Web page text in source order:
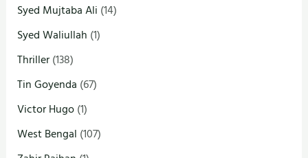
Syed Mujtaba Ali (14)
Syed Waliullah (1)
Thriller(138)
Tin Goyenda (67)
Victor Hugo(1)
West Bengal (107)